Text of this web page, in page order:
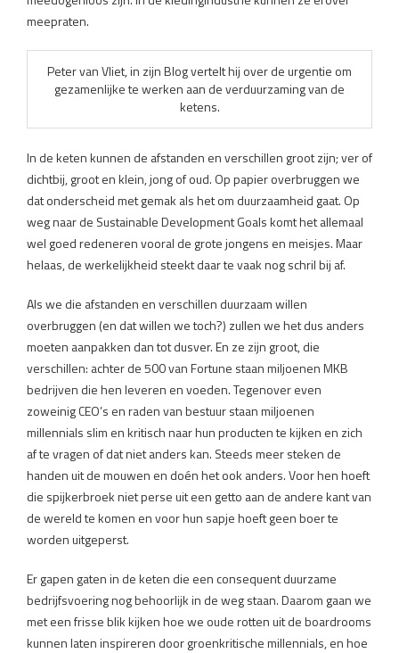
meepraten.
Peter van Vliet, in zijn Blog vertelt hij over de urgentie om
gezamenlijke te werken aan de verduurzaming van de
ketens.
In de keten kunnen de afstanden en verschillen groot zijn; ver of
dichtbij, groot en klein, jong of oud. Op papier overbruggen we
dat onderscheid met gemak als het om duurzaamheid gaat. Op
weg naar de Sustainable Development Goals komt het allemaal
wel goed redeneren vooral de grote jongens en meisjes. Maar
helaas, de werkelijkheid steekt daar te vaak nog schril bij af.
Als we die afstanden en verschillen duurzaam willen
overbruggen (en dat willen we toch?) zullen we het dus anders
moeten aanpakken dan tot dusver. En ze zijn groot, die
verschillen: achter de 500 van Fortune staan miljoenen MKB
bedrijven die hen leveren en voeden. Tegenover even
zoweinig CEO’s en raden van bestuur staan miljoenen
millennials slim en kritisch naar hun producten te kijken en zich
af te vragen of dat niet anders kan. Steeds meer steken de
handen uit de mouwen en doén het ook anders. Voor hen hoeft
die spijkerbroek niet perse uit een getto aan de andere kant van
de wereld te komen en voor hun sapje hoeft geen boer te
worden uitgeperst.
Er gapen gaten in de keten die een consequent duurzame
bedrijfsvoering nog behoorlijk in de weg staan. Daarom gaan we
met een frisse blik kijken hoe we oude rotten uit de boardrooms
kunnen laten inspireren door groenkritische millennials, en hoe